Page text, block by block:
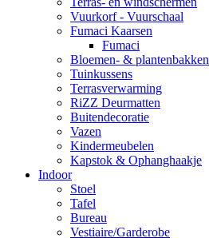
Vuurkorf - Vuurschaal
Fumaci Kaarsen
Fumaci
Bloemen- & plantenbakken
Tuinkussens
Terrasverwarming
RiZZ Deurmatten
Buitendecoratie
Vazen
Kindermeubelen
Kapstok & Ophanghaakje
Indoor
Stoel
Tafel
Bureau
Vestiaire/Garderobe